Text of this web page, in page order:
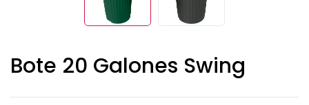
Bote 20 Galones Swing